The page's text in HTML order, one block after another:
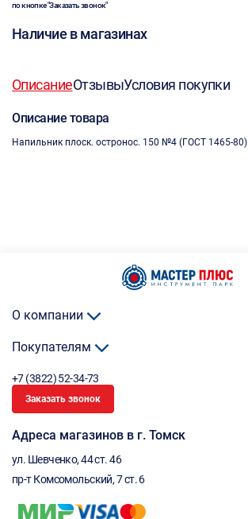
по кнопке "Заказать звонок"
Наличие в магазинах
ОписаниеОтзывыУсловия покупки
Описание товара
Напильник плоск. остронос. 150 №4 (ГОСТ 1465-80)
О компании
Покупателям
+7 (3822) 52-34-73
Заказать звонок
Адреса магазинов в г. Томск
ул. Шевченко, 44 ст. 46
пр-т Комсомольский, 7 ст. 6